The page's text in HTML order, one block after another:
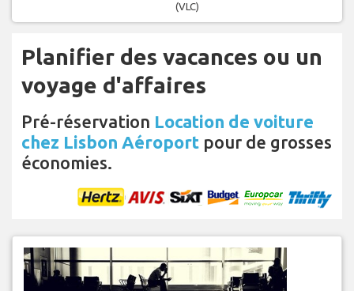
(VLC)
Planifier des vacances ou un
voyage d'affaires
Pré-réservation Location de voiture
chez Lisbon Aéroport pour de grosses
économies.